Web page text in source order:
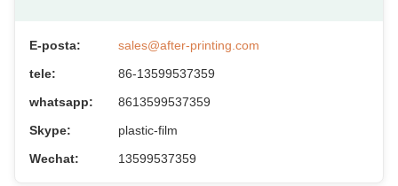
E-posta:
sales@after-printing.com
tele:
86-13599537359
whatsapp:
8613599537359
Skype:
plastic-film
Wechat:
13599537359